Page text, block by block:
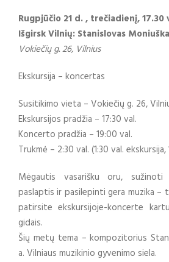
Rugpjūčio 21 d. , trečiadienį, 17.30
Išgirsk Vilnių: Stanislovas Moniuška
Vokiečių g. 26, Vilnius
Ekskursija – koncertas
Susitikimo vieta – Vokiečių g. 26,
Ekskursijos pradžia – 17:30 val.
Koncerto pradžia – 19:00 val.
Trukmė – 2:30 val. (1:30 val.
Mėgautis vasarišku oru, sužinoti
paslaptis ir pasilepinti gera muzika –
patirsite ekskursijoje-koncerte
gidais.
Šių metų tema – kompozitorius
a. Vilniaus muzikinio gyvenimo siela.